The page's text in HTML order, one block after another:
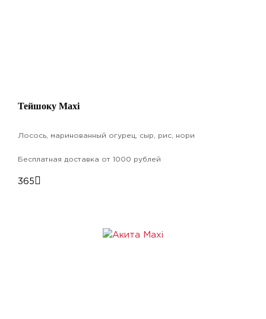
Тейшоку Maxi
Лосось, маринованный огурец, сыр, рис, нори
Бесплатная доставка от 1000 рублей
365